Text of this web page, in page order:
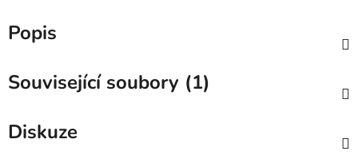
Popis
Související soubory (1)
Diskuze